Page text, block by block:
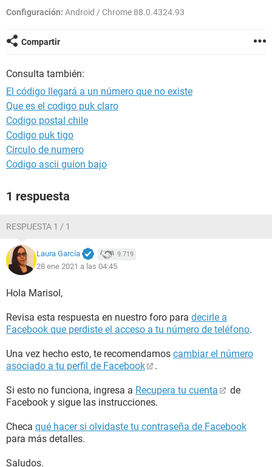
Configuración: Android / Chrome 88.0.4324.93
Compartir
Consulta también:
El código llegará a un número que no existe
Que es el codigo puk claro
Codigo postal chile
Codigo puk tigo
Circulo de numero
Codigo ascii guion bajo
1 respuesta
RESPUESTA 1 / 1
Laura García 9.719
28 ene 2021 a las 04:45
Hola Marisol,
Revisa esta respuesta en nuestro foro para decirle a
Facebook que perdiste el acceso a tu número de teléfono.
Una vez hecho esto, te recomendamos cambiar el número
asociado a tu perfil de Facebook
.
Si esto no funciona, ingresa a Recupera tu cuenta
de
Facebook y sigue las instrucciones.
Checa qué hacer si olvidaste tu contraseña de Facebook
para más detalles.
Saludos.